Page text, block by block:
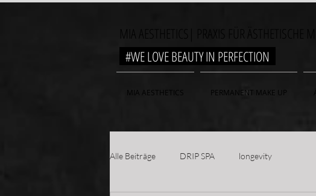
MIA AESTHETICS| PRAXIS FÜR ÄSTHETISCHE
#WE LOVE BEAUTY IN PERFECTION
MIA AESTHETICS PERMANENT MAKE UP
Alle Beiträge DRIP SPA longevity